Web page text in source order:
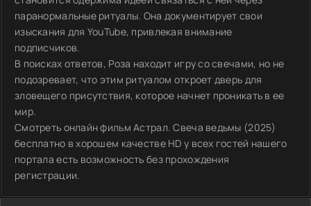
паранормальные ритуалы. Она документирует свои
изыскания для YouTube, привлекая внимание
подписчиков.
В поисках ответов, Роза находит игру со свечами, но не
подозревает, что этим ритуалом откроет дверь для
зловещего присутствия, которое начнет проникать в ее
мир.
Смотреть онлайн фильм Астрал. Свеча ведьмы (2025)
бесплатно в хорошем качестве HD у всех гостей нашего
портала есть возможность без прохождения
регистрации.